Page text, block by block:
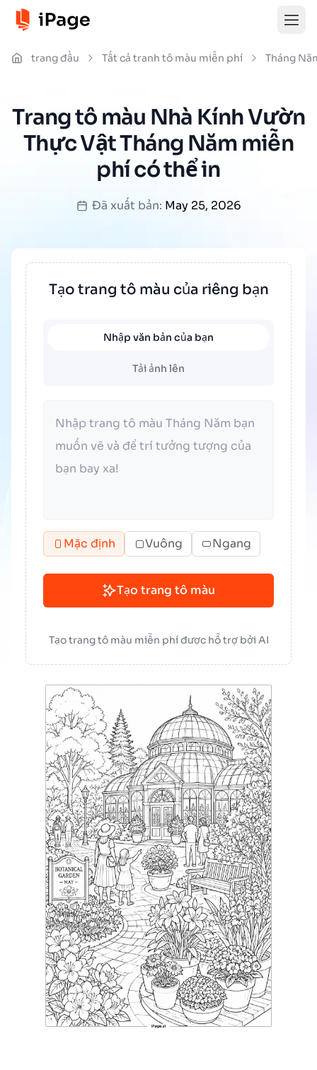
trang đầu Tất cả tranh tô màu miễn phí Tháng
Trang tô màu Nhà Kính Vườn
Thực Vật Tháng Năm miễn
phí có thể in
Đã xuất bản: May 25, 2026
Tạo trang tô màu của riêng bạn
Nhập văn bản của bạn
Tải ảnh lên
Mặc định Vuông Ngang
Tạo trang tô màu
Tạo trang tô màu miễn phí được hỗ trợ bởi AI